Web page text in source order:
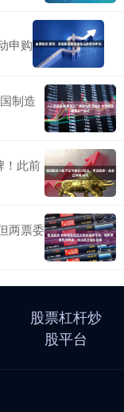
申购
制造
！此前
两票委
股票杠杆炒
股平台